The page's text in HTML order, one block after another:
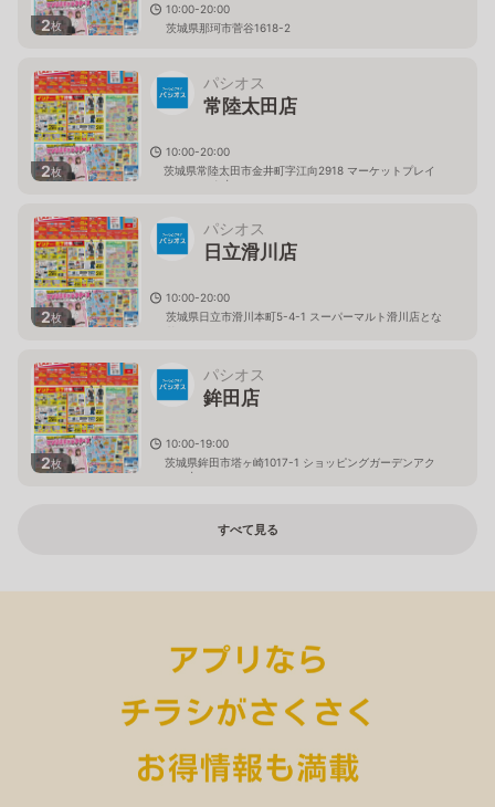
2枚
10:00-20:00
茨城県那珂市菅谷1618-2
2枚
パシオス
常陸太田店
10:00-20:00
茨城県常陸太田市金井町字江向2918 マーケットプレイ
ス フェスタ内
2枚
パシオス
日立滑川店
10:00-20:00
茨城県日立市滑川本町5-4-1 スーパーマルト滑川店とな
2枚
パシオス
鉾田店
10:00-19:00
茨城県鉾田市塔ヶ崎1017-1 ショッピングガーデンアク
ロス内
すべて見る